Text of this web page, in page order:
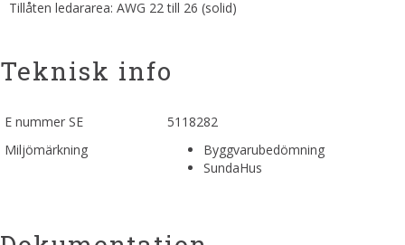
Tillåten ledararea: AWG 22 till 26 (solid)
Teknisk info
E nummer SE
5118282
Miljömärkning
Byggvarubedömning
SundaHus